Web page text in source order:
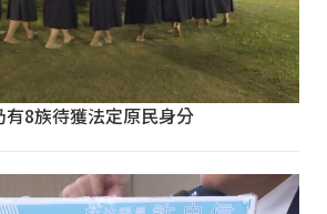
8族待獲法定原民身分